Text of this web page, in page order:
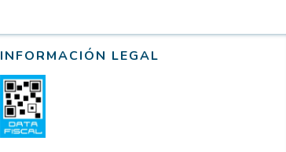
INFORMACIÓN LEGAL